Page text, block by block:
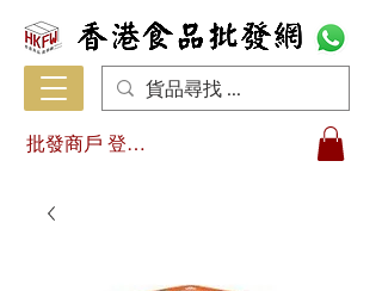
批發商戶 登入/註冊